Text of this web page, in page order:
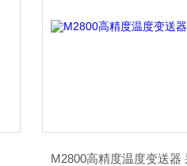
M2800高精度温度变送器